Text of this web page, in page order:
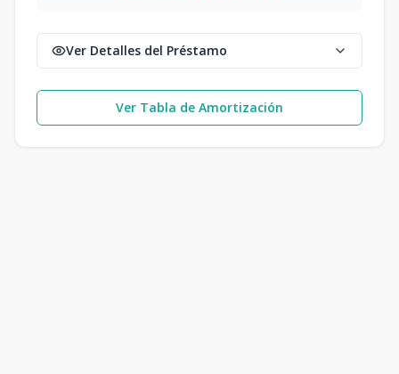
Ver Detalles del Préstamo
Ver Tabla de Amortización